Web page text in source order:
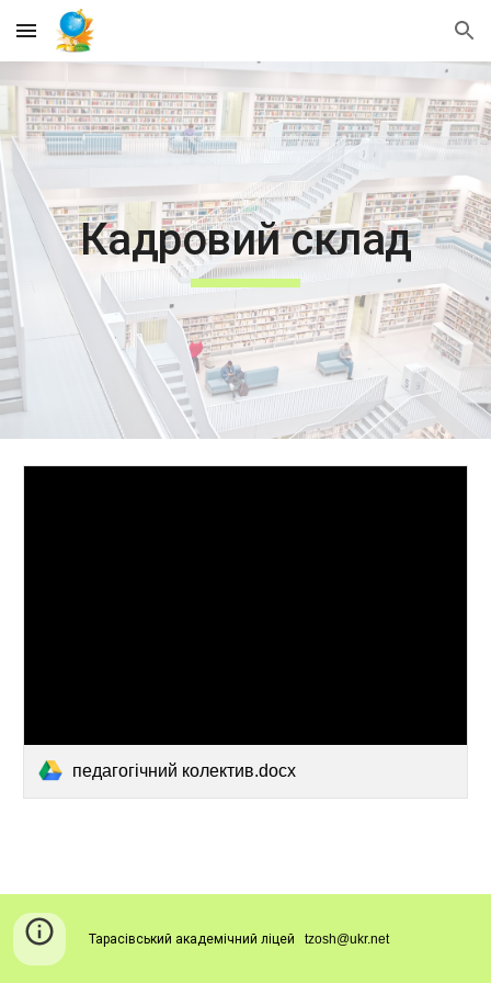
Skip to main content Skip to navigation
Кадровий склад
педагогічний колектив.docx
Тарасівський академічний ліцей tzosh@ukr.net